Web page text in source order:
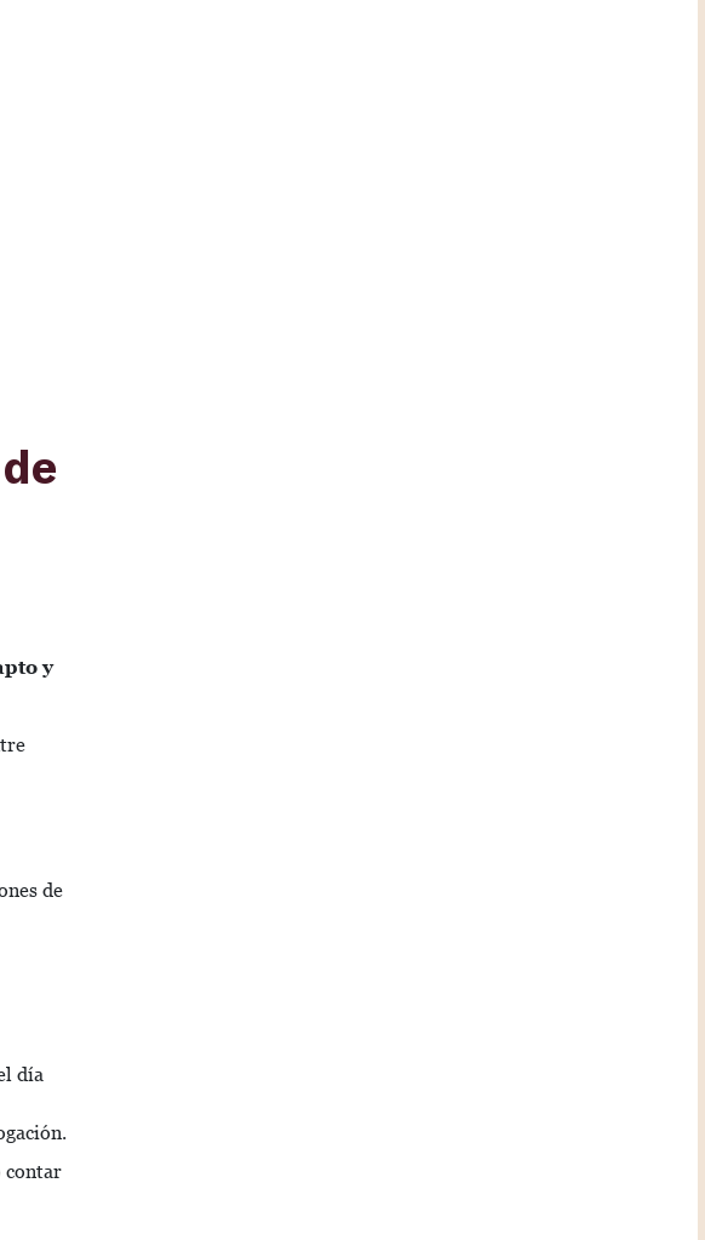
y
de
día
contar